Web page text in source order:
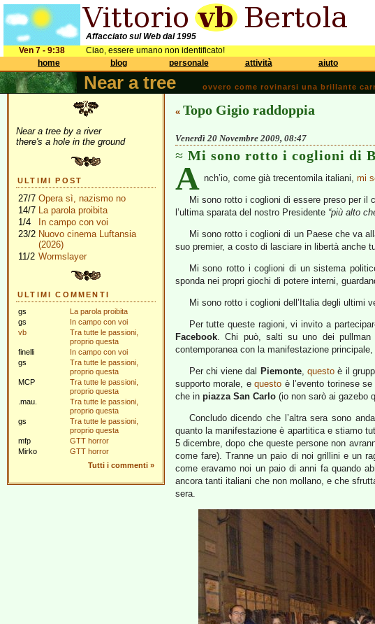
Affacciato sul Web dal 1995
Ven 7 - 9:38
Ciao, essere umano non identificato!
home
blog personale attività aiuto
Near a tree ovvero come rovinarsi una brillante
Near a tree by a river
there's a hole in the ground
ULTIMI POST
27/7 Opera sì, nazismo no
14/7 La parola proibita
1/4
In campo con voi
23/2 Nuovo cinema Luftansia
(2026)
11/2 Wormslayer
ULTIMI COMMENTI
gs
La parola proibita
gs
In campo con voi
vb
Tra tutte le passioni,
proprio questa
finelli
In campo con voi
gs
Tra tutte le passioni,
proprio questa
MCP
Tra tutte le passioni,
proprio questa
.mau.
Tra tutte le passioni,
proprio questa
gs
Tra tutte le passioni,
proprio questa
mfp
GTT horror
Mirko
GTT horror
Tutti i commenti »
« Topo Gigio raddoppia
Venerdì 20 Novembre 2009, 08:47
Mi sono rotto i coglioni di
A nch’io, come già trecentomila italiani, mi
Mi sono rotto i coglioni di essere preso per il
l’ultima sparata del nostro Presidente “più alto
Mi sono rotto i coglioni di un Paese che va
suo premier, a costo di lasciare in libertà anche
Mi sono rotto i coglioni di un sistema
sponda nei propri giochi di potere interni,
Mi sono rotto i coglioni dell’Italia degli ultimi
Per tutte queste ragioni, vi invito a
Facebook. Chi può, salti su uno dei
contemporanea con la manifestazione
Per chi viene dal Piemonte,questo è il
supporto morale, equesto è l’evento torinese
che in piazza San Carlo (io non sarò ai gazebo
Concludo dicendo che l’altra sera sono
quanto la manifestazione è apartitica e stiamo
5 dicembre, dopo che queste persone non
come fare). Tranne un paio di noi grillini e un
come eravamo noi un paio di anni fa quando
ancora tanti italiani che non mollano, e che
sera.